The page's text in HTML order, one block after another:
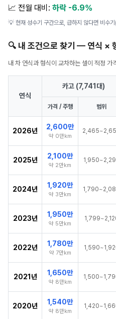
📈 전월 대비: 하락 -6.9%
💡 현재 성수기 구간으로, 급하지 않다면 비수
🔍 내 조건으로 찾기 — 연식 ×
내 차 연식과 형식이 교차하는 셀이 적정 가
연식
카고 (7,741대)
가격 / 주행 범위
2026년 2,600만
약 0만km
2025년 2,100만
약 2만km
2024년 1,920만
약 3만km
2023년 1,950만
약 5만km
2022년 1,780만
약 7만km
2021년 1,650만
약 8만km
2020년 1,540만
약 8만km